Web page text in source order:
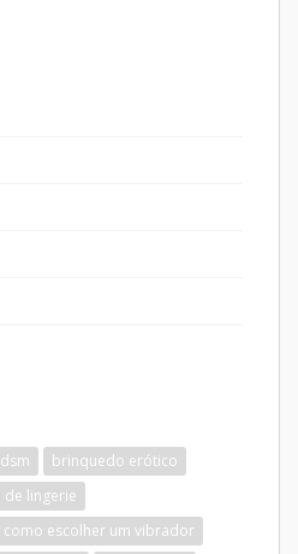
brinquedo erótico
de lingerie
como escolher um vibrador